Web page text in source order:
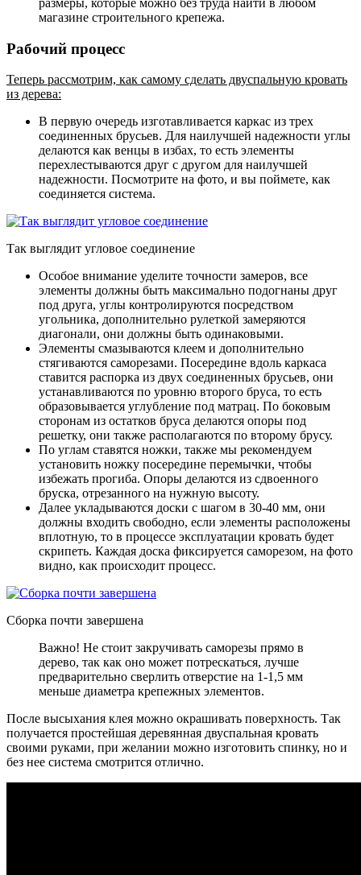
размеры, которые можно без труда найти в любом
магазине строительного крепежа.
Рабочий процесс
Теперь рассмотрим, как самому сделать двуспальную кровать
из дерева:
В первую очередь изготавливается каркас из трех
соединенных брусьев. Для наилучшей надежности углы
делаются как венцы в избах, то есть элементы
перехлестываются друг с другом для наилучшей
надежности. Посмотрите на фото, и вы поймете, как
соединяется система.
Так выглядит угловое соединение
Особое внимание уделите точности замеров, все
элементы должны быть максимально подогнаны друг
под друга, углы контролируются посредством
угольника, дополнительно рулеткой замеряются
диагонали, они должны быть одинаковыми.
Элементы смазываются клеем и дополнительно
стягиваются саморезами. Посередине вдоль каркаса
ставится распорка из двух соединенных брусьев, они
устанавливаются по уровню второго бруса, то есть
образовывается углубление под матрац. По боковым
сторонам из остатков бруса делаются опоры под
решетку, они также располагаются по второму брусу.
По углам ставятся ножки, также мы рекомендуем
установить ножку посередине перемычки, чтобы
избежать прогиба. Опоры делаются из сдвоенного
бруска, отрезанного на нужную высоту.
Далее укладываются доски с шагом в 30-40 мм, они
должны входить свободно, если элементы расположены
вплотную, то в процессе эксплуатации кровать будет
скрипеть. Каждая доска фиксируется саморезом, на фото
видно, как происходит процесс.
Сборка почти завершена
Важно! Не стоит закручивать саморезы прямо в
дерево, так как оно может потрескаться, лучше
предварительно сверлить отверстие на 1-1,5 мм
меньше диаметра крепежных элементов.
После высыхания клея можно окрашивать поверхность. Так
получается простейшая деревянная двуспальная кровать
своими руками, при желании можно изготовить спинку, но и
без нее система смотрится отлично.